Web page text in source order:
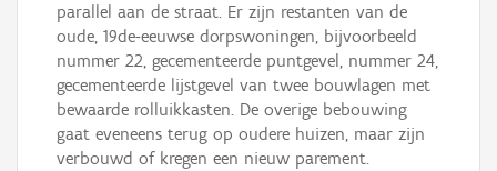
parallel aan de straat. Er zijn restanten van de
oude, 19de-eeuwse dorpswoningen, bijvoorbeeld
nummer 22, gecementeerde puntgevel, nummer 24,
gecementeerde lijstgevel van twee bouwlagen met
bewaarde rolluikkasten. De overige bebouwing
gaat eveneens terug op oudere huizen, maar zijn
verbouwd of kregen een nieuw parement.